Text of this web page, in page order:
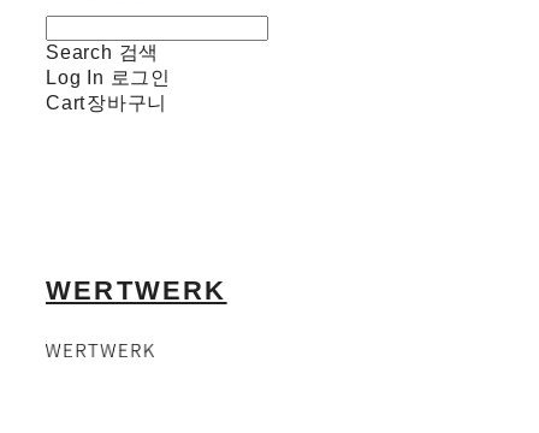
Search 검색
Log In 로그인
Cart장바구니
WERTWERK